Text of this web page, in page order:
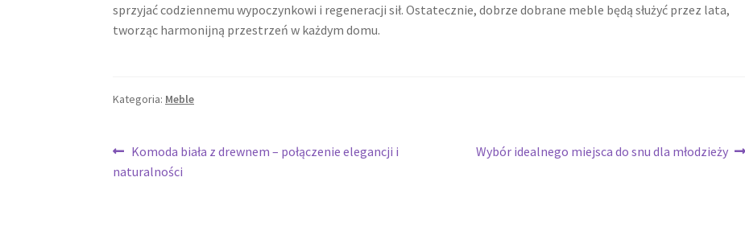
sprzyjać codziennemu wypoczynkowi i regeneracji sił. Ostatecznie, dobrze dobrane meble będą służyć przez lata,
tworząc harmonijną przestrzeń w każdym domu.
Kategoria: Meble
Nawigacja
wpisu
Poprzedni
wpis:
Komoda biała z drewnem – połączenie elegancji i
naturalności
Następny
Wybór idealnego miejsca do snu dla młodzieży